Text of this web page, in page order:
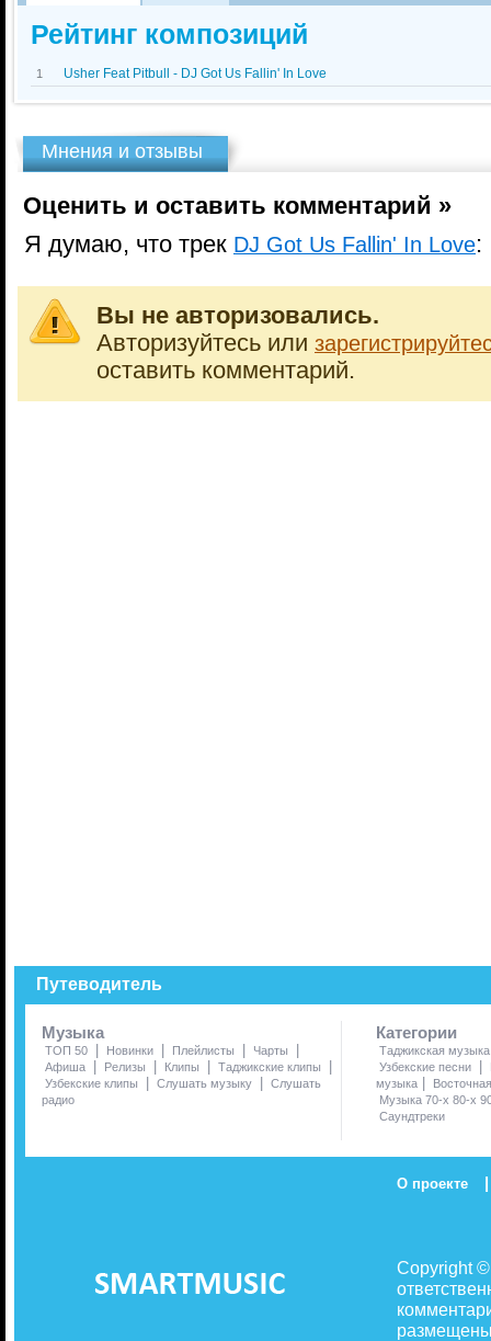
Рейтинг композиций
1 Usher Feat Pitbull - DJ Got Us Fallin' In Love
Мнения и отзывы
Оценить и оставить комментарий »
Я думаю, что трек DJ Got Us Fallin' In Love:
Вы не авторизовались.
Авторизуйтесь или
оставить комментарий.
Путеводитель
Музыка
ТОП 50 | Новинки | Плейлисты | Чарты |
Афиша | Релизы | Клипы | Таджикские клипы |
Узбекские клипы | Слушать музыку | Слушать
радио
Категории
Таджикская музыка
Узбекские песни
|
музыка |
Музыка 70-х 80-х
Саундтреки
О проекте |
Copyright
размещены